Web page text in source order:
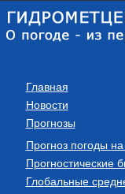
Главная
Новости
Прогнозы
Прогноз погоды
Прогностические
Глобальные